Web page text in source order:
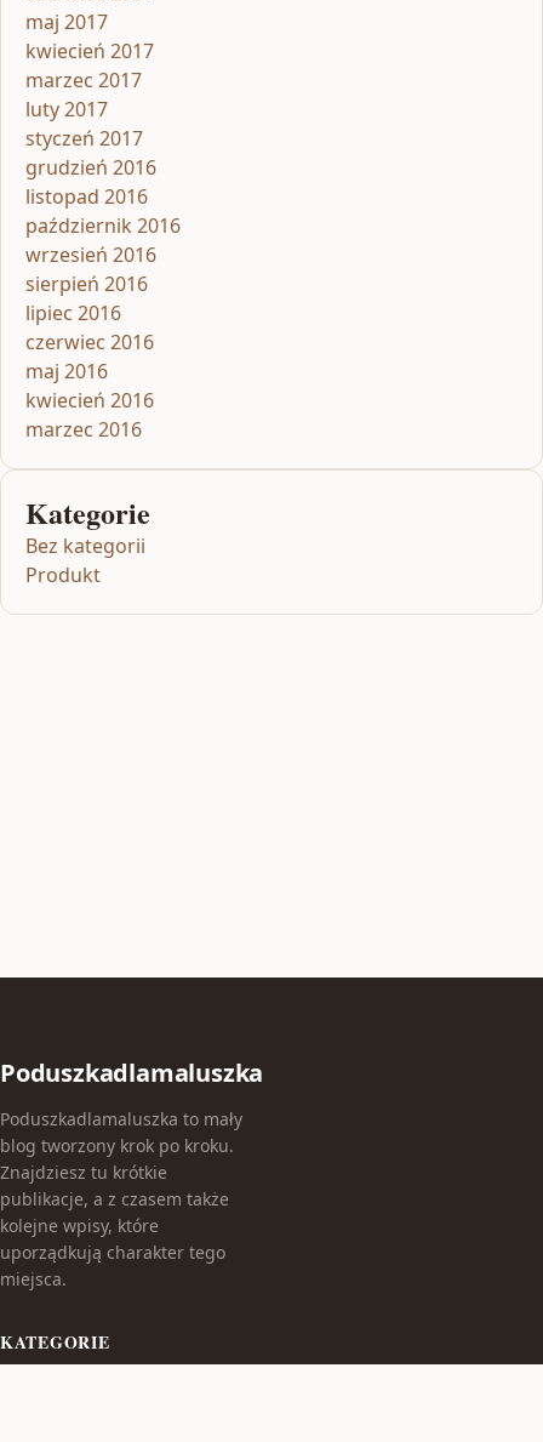
maj 2017
kwiecień 2017
marzec 2017
luty 2017
styczeń 2017
grudzień 2016
listopad 2016
październik 2016
wrzesień 2016
sierpień 2016
lipiec 2016
czerwiec 2016
maj 2016
kwiecień 2016
marzec 2016
Kategorie
Bez kategorii
Produkt
Poduszkadlamaluszka
Poduszkadlamaluszka to mały
blog tworzony krok po kroku.
Znajdziesz tu krótkie
publikacje, a z czasem także
kolejne wpisy, które
uporządkują charakter tego
miejsca.
KATEGORIE